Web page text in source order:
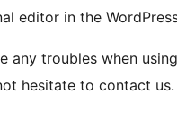
editor in the
any troubles when
hesitate to contact us.